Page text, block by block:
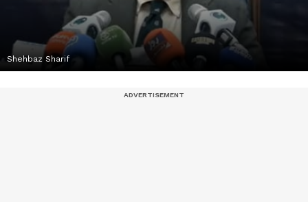
Shehbaz Sharif